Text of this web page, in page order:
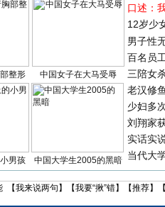
整形 中国女子在大马受辱
男孩 中国大学生2005的黑暗
口述：
12岁少
男子性
百名员
三陪女
老汉修
少妇多
刘翔家
实话实
当代大
【我来说两句 】【我要“揪”错】【推荐】